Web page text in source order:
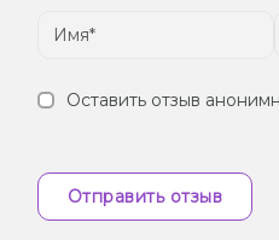
Оставить отзыв
Отправить отзыв